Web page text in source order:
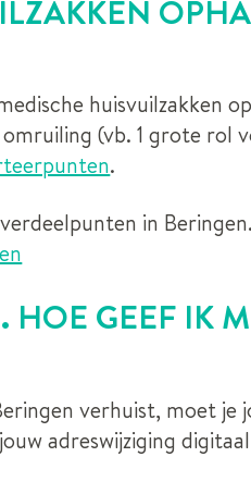
huisvuilzakken
(vb. 1 grote rol
.
in Beringen.
HOE GEEF IK
verhuist, moet je
adreswijziging